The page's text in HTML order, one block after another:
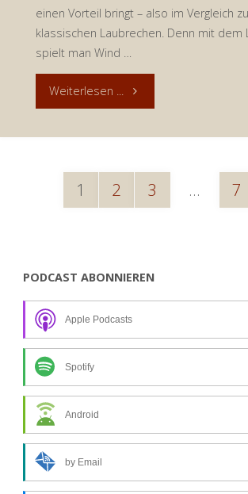
Zufriedenheit"
einen Vorteil bringt – also im Vergleich
klassischen Laubrechen. Denn mit dem
spielt man Wind …
Weiterlesen ... "Andacht
November
der
Beiträge
1 2 3 … 7
PODCAST ABONNIEREN
Apple Podcasts
Spotify
Android
by Email